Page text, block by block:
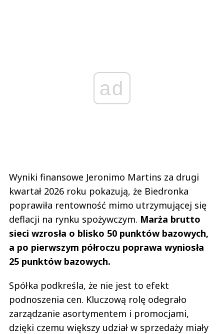
ad
Wyniki finansowe Jeronimo Martins za drugi
kwartał 2026 roku pokazują, że Biedronka
poprawiła rentowność mimo utrzymującej się
deflacji na rynku spożywczym. Marża brutto
sieci wzrosła o blisko 50 punktów bazowych,
a po pierwszym półroczu poprawa wyniosła
25 punktów bazowych.
Spółka podkreśla, że nie jest to efekt
podnoszenia cen. Kluczową rolę odegrało
zarządzanie asortymentem i promocjami,
dzięki czemu większy udział w sprzedaży miały